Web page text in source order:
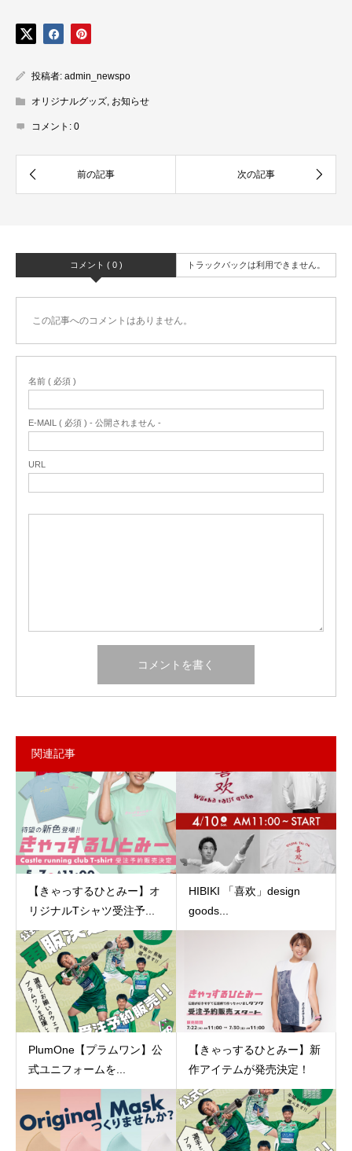
投稿者: admin_newspo
オリジナルグッズ, お知らせ
コメント: 0
コメント ( 0 ) トラックバックは利用できません。
この記事へのコメントはありません。
名前 ( 必須 )
E-MAIL ( 必須 ) - 公開されません -
URL
関連記事
【きゃっするひとみー】オ
リジナルTシャツ受注予...
HIBIKI 「喜欢」design
goods...
PlumOne【プラムワン】公
式ユニフォームを...
【きゃっするひとみー】新
作アイテムが発売決定！